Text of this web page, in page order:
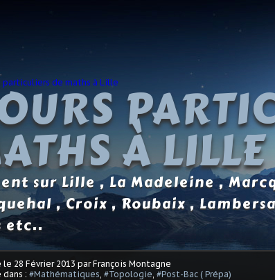
À LILLE
sur Lille , La Madeleine ,
, Croix , Roubaix ,
etc..
le 28 Février 2013 par François Montagne
dans : #Mathématiques #Topologie #Post-Bac ( Prépa)